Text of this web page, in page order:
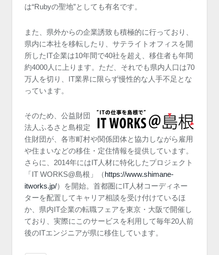
は“Rubyの聖地”としても有名です。
また、県外からの企業誘致も積極的に行っており、
県内に本社を移転したり、サテライトオフィスを開
所したIT企業は10年間で40社を超え、移住者も年間
約4000人に上ります。ただ、それでも県内人口は70
万人を切り、IT業界に限らず慢性的な人手不足とな
っています。
そのため、公益財団
法人ふるさと島根定
住財団が、各市町村や関係団体と協力しながら雇用
や住まいなどの移住・定住情報を提供しています。
さらに、2014年にはIT人材に特化したプロジェクト
「IT WORKS@島根」（ https://www.shimane-
itworks.jp/）を開始。首都圏にIT人材コーディネー
ターを配置してキャリア相談を受け付けているほ
か、県内IT企業の転職フェアを東京・大阪で開催し
ており、実際にこのサービスを利用して毎年20人前
後のITエンジニアが県に移住しています。